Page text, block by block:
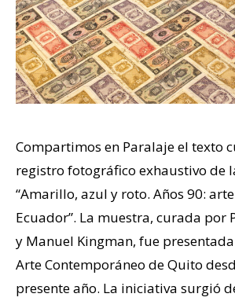
Compartimos en Paralaje el texto
registro fotográfico exhaustivo de
“Amarillo, azul y roto. Años 90:
Ecuador”. La muestra, curada por
y Manuel Kingman, fue
Arte Contemporáneo de Quito
presente año. La iniciativa surgió